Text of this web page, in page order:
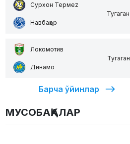
Сурхон Термеz
Навбаҳор
Тугаган
Локомотив
Динамо
Тугаган
Барча ўйинлар
МУСОБАҚАЛАР